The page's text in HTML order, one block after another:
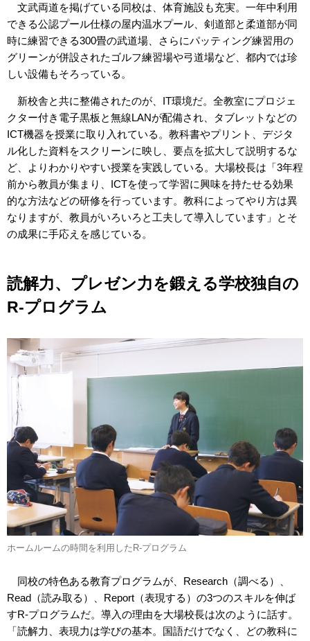
文武両道を掲げている同校は、体育施設も充実。一年中利用
できる公認プール仕様の屋内温水プール、剣道部と柔道部が同
時に練習できる300畳の武道場、さらにパッティング練習用の
グリーンが併設されたゴルフ練習場や弓道場など、都内では珍
しい設備もそろっている。
新校舎と共に整備されたのが、IT環境だ。全教室にプロジェ
クター付き電子黒板と無線LANが配備され、タブレットなどの
ICT機器を授業に取り入れている。教科書やプリント、デジタ
ル化した資料をスクリーンに映し、要点を拡大して説明するな
ど、よりわかりやすい授業を実践している。大場校長は「3年程
前から教員が集まり、ICTを使って学習に興味を持たせる効果
的な方法などの研修を行っています。教科によってやり方は異
なりますが、教員がいろいろと工夫して導入しています」とそ
の成果に手応えを感じている。
読解力、プレゼン力を鍛える学校独自の
R-プログラム
ホームルームの時間を利用したR-プログラム
同校の特色ある教育プログラムが、Research（調べる）、
Read（読み取る）、Report（表現する）の3つのスキルを伸ば
すR-プログラムだ。導入の理由を大場校長は次のように話す。
「読解力、表現力は学びの基本。国語だけでなく、どの教科に